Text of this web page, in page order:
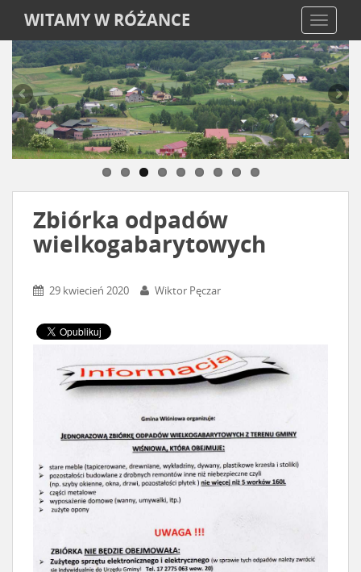
WITAMY W RÓŻANCE
Zbiórka odpadów
wielkogabarytowych
29 kwiecień 2020 Wiktor Pęczar